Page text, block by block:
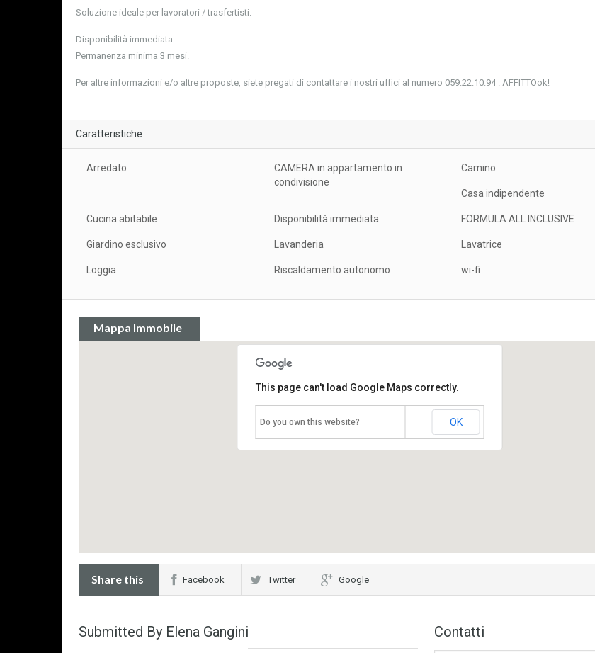
Soluzione ideale per lavoratori / trasfertisti.
Disponibilità immediata.
Permanenza minima 3 mesi.
Per altre informazioni e/o altre proposte, siete pregati di contattare i nostri uffici al numero 059.22.10.94 . AFFITTOok!
Caratteristiche
Arredato
CAMERA in appartamento in
condivisione
Camino
Casa indipendente
Cucina abitabile Disponibilità immediata FORMULA ALL INCLUSIVE
Giardino esclusivo Lavanderia Lavatrice
Loggia Riscaldamento autonomo wi-fi
Mappa Immobile
This page can't load Google Maps correctly.
Do you own this website? OK
Share this Facebook Twitter Google
Submitted By Elena Gangini Contatti